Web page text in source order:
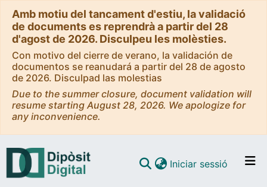
Amb motiu del tancament d'estiu, la validació
de documents es reprendrà a partir del 28
d'agost de 2026. Disculpeu les molèsties.
Con motivo del cierre de verano, la validación de
documentos se reanudará a partir del 28 de agosto
de 2026. Disculpad las molestias
Due to the summer closure, document validation will
resume starting August 28, 2026. We apologize for
any inconvenience.
Iniciar sessió (current)